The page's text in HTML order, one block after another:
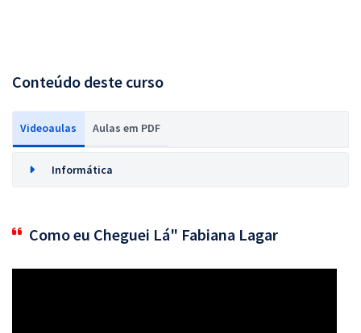
Conteúdo deste curso
Videoaulas Aulas em PDF
Informática
Como eu Cheguei Lá" Fabiana Lagar